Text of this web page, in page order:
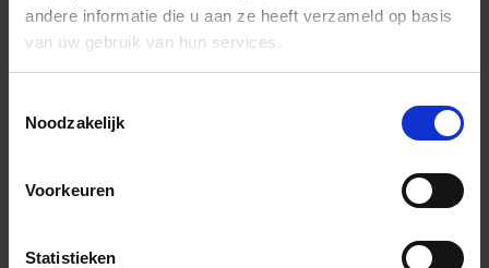
andere informatie die u aan ze heeft verzameld op basis
van uw gebruik van hun services.
Noodzakelijk
Voorkeuren
Statistieken